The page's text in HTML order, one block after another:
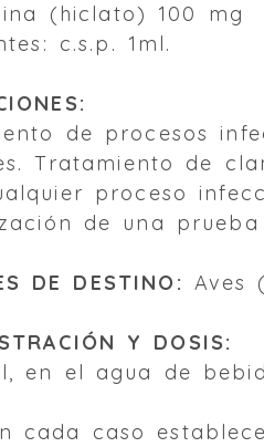
(hiclato) 100 mg
c.s.p. 1ml.
de procesos
Tratamiento de
proceso
de una
DE DESTINO: Aves
Y DOSIS:
en el agua de
cada caso